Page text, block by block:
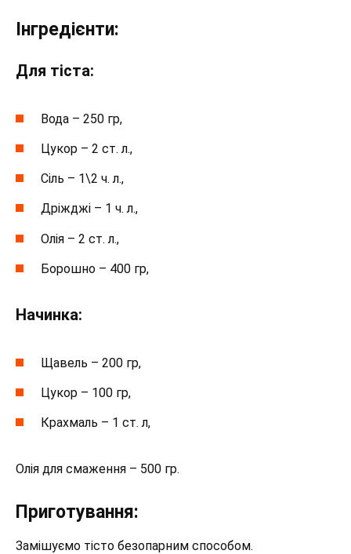
Інгредієнти:
Для тіста:
Вода – 250 гр,
Цукор – 2 ст. л.,
Сіль – 1\2 ч. л.,
Дріжджі – 1 ч. л.,
Олія – 2 ст. л.,
Борошно – 400 гр,
Начинка:
Щавель – 200 гр,
Цукор – 100 гр,
Крахмаль – 1 ст. л,
Олія для смаження – 500 гр.
Приготування:
Замішуємо тісто безопарним способом.